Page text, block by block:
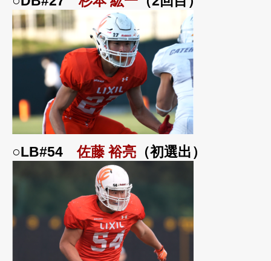
○LB#54佐藤 裕亮 （初選出）